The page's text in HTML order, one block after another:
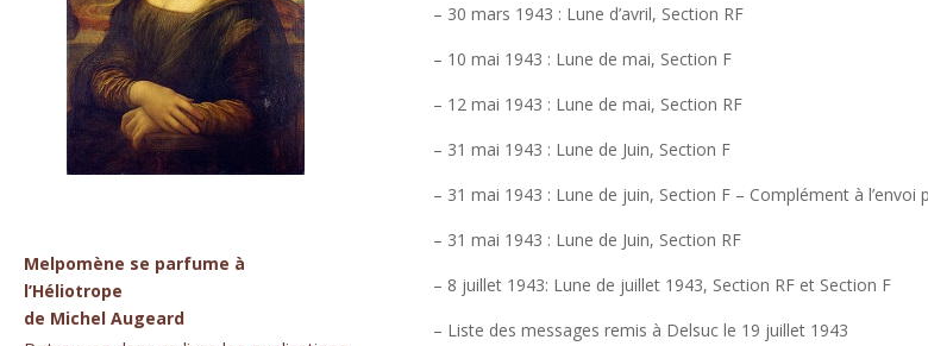
Melpomène se parfume à
l’Héliotrope
de Michel Augeard
– 30 mars 1943 : Lune d’avril, Section RF
– 10 mai 1943 : Lune de mai, Section F
– 12 mai 1943 : Lune de mai, Section RF
– 31 mai 1943 : Lune de Juin, Section F
– 31 mai 1943 : Lune de juin, Section F – Complément à l’envoi
– 31 mai 1943 : Lune de Juin, Section RF
– 8 juillet 1943: Lune de juillet 1943, Section RF et Section F
– Liste des messages remis à Delsuc le 19 juillet 1943